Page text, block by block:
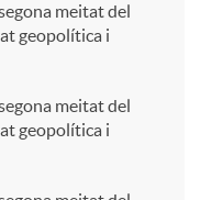
meitat del
geopolítica i
meitat del
geopolítica i